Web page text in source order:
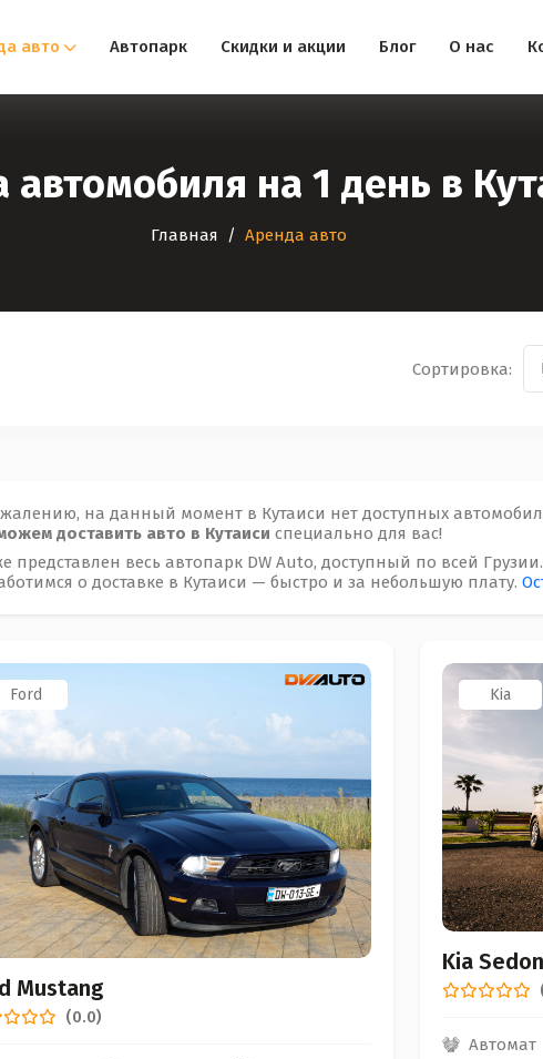
авто Автопарк Скидки и акции Блог О нас
автомобиля на 1 день в
Главная Аренда авто
Сортировка:
на данный момент в Кутаиси нет доступных
доставить авто в Кутаиси специально для вас!
представлен весь автопарк DW Auto, доступный по всей
о доставке в Кутаиси — быстро и за небольшую плату.
Ford
Mustang
(0.0)
Kia
Kia
Автомат